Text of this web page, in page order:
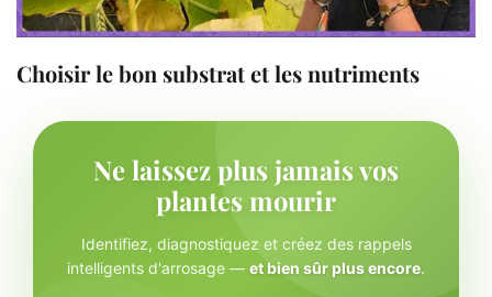
Choisir le bon substrat et les nutriments
Ne laissez plus jamais vos
plantes mourir
Identifiez, diagnostiquez et créez des rappels
intelligents d'arrosage — et bien sûr plus encore.